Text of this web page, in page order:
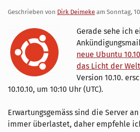
Geschrieben von Dirk Deimeke am Sonntag,
Gerade sehe ich
neue Ubuntu
das Licht der
Version 10.10.
10.10.10, um 10:10 Uhr (UTC).
Erwartungsgemäss sind die Server
immer überlastet, daher empfehle